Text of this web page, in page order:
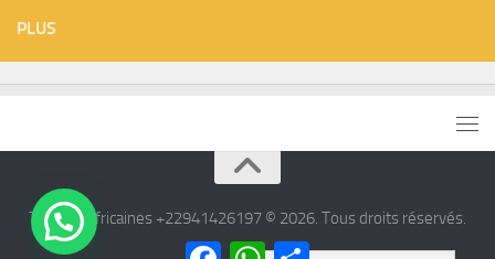
PLUS
Tisanes Africaines +22941426197 © 2026. Tous droits réservés.
FacebookWhatsAppPartager